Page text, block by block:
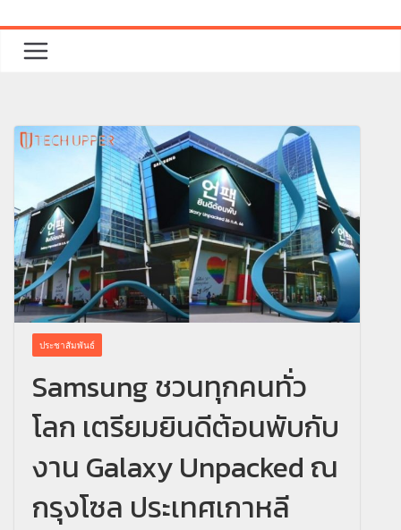
ประชาสัมพันธ์
Samsung ชวนทุกคนทั่ว
โลก เตรียมยินดีต้อนพับกับ
งาน Galaxy Unpacked ณ
กรุงโซล ประเทศเกาหลี